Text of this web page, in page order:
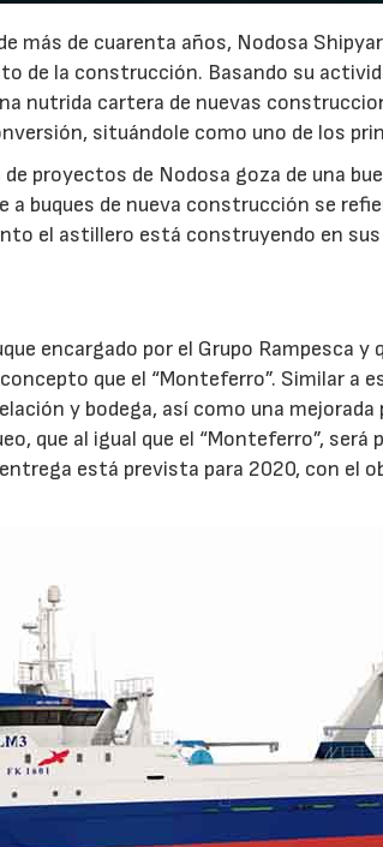
más de cuarenta años, Nodosa
de la construcción. Basando su
nutrida cartera de nuevas
situándole como uno de los
proyectos de Nodosa goza de una
a buques de nueva construcción se
el astillero está construyendo en
encargado por el Grupo Rampesca y
que el “Monteferro”. Similar a
y bodega, así como una
que al igual que el “Monteferro”, será
está prevista para 2020, con el